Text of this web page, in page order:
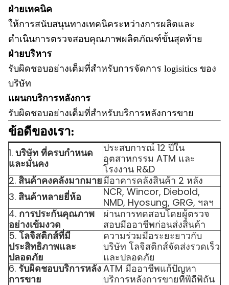
ฝ่ายเทคนิค
ให้การสนับสนุนทางเทคนิคระหว่างการผลิตและ
ดำเนินการตรวจสอบคุณภาพผลิตภัณฑ์ขั้นสุดท้าย
ฝ่ายบริหาร
รับผิดชอบอย่างเต็มที่สำหรับการจัดการ logisitics ของ
บริษัท
แผนกบริการหลังการ
รับผิดชอบอย่างเต็มที่สำหรับบริการหลังการขาย
ข้อดีของเรา:
1. บริษัท ที่ครบกำหนด
และมั่นคง
ประสบการณ์ 12 ปีใน
อุตสาหกรรม ATM และ
โรงงาน R&D
2. สินค้าคงคลังมากมายมีอาคารคลังสินค้า 2 หลัง
3. สินค้าหลายยี่ห้อ
NCR, Wincor, Diebold,
NMD, Hyosung, GRG, ฯลฯ
4. การประกันคุณภาพ
อย่างเข้มงวด
ผ่านการทดสอบโดยผู้ตรวจ
สอบมืออาชีพก่อนส่งสินค้า
5. โลจิสติกส์ที่มี
ประสิทธิภาพและ
ปลอดภัย
ความร่วมมือระยะยาวกับ
บริษัท โลจิสติกส์จัดส่งรวดเร็ว
และปลอดภัย
6. รับผิดชอบบริการหลัง
การขาย
ATM มืออาชีพแก้ปัญหา
บริการหลังการขายที่พิถีพิถัน